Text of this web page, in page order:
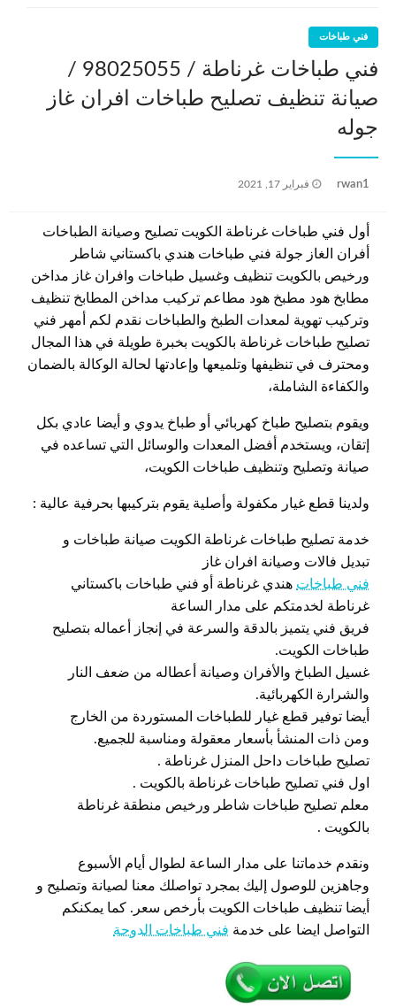
فني طباخات
فني طباخات غرناطة / 98025055 /
صيانة تنظيف تصليح طباخات افران غاز
جوله
rwan1
نُشر
فبراير 17, 2021
أول فني طباخات غرناطة الكويت تصليح وصيانة الطباخات
أفران الغاز جولة فني طباخات هندي باكستاني شاطر
ورخيص بالكويت تنظيف وغسيل طباخات وافران غاز مداخن
مطابخ هود مطبخ هود مطاعم تركيب مداخن المطابخ تنظيف
وتركيب تهوية لمعدات الطبخ والطباخات نقدم لكم أمهر فني
تصليح طباخات غرناطة بالكويت بخبرة طويلة في هذا المجال
ومحترف في تنظيفها وتلميعها وإعادتها لحالة الوكالة بالضمان
والكفاءة الشاملة،
ويقوم بتصليح طباخ كهربائي أو طباخ يدوي و أيضا عادي بكل
إتقان، ويستخدم أفضل المعدات والوسائل التي تساعده في
صيانة وتصليح وتنظيف طباخات الكويت،
ولدينا قطع غيار مكفولة وأصلية يقوم بتركيبها بحرفية عالية :
خدمة تصليح طباخات غرناطة الكويت صيانة طباخات و
تبديل فالات وصيانة افران غاز
فني طباخات هندي غرناطة أو فني طباخات باكستاني
غرناطة لخدمتكم على مدار الساعة
فريق فني يتميز بالدقة والسرعة في إنجاز أعماله بتصليح
طباخات الكويت.
غسيل الطباخ والأفران وصيانة أعطاله من ضعف النار
والشرارة الكهربائية.
أيضا توفير قطع غيار للطباخات المستوردة من الخارج
ومن ذات المنشأ بأسعار معقولة ومناسبة للجميع.
تصليح طباخات داحل المنزل غرناطة .
اول فني تصليح طباخات غرناطة بالكويت .
معلم تصليح طباخات شاطر ورخيص منطقة غرناطة
بالكويت .
ونقدم خدماتنا على مدار الساعة لطوال أيام الأسبوع
وجاهزين للوصول إليك بمجرد تواصلك معنا لصيانة وتصليح و
أيضا تنظيف طباخات الكويت بأرخص سعر. كما يمكنكم
التواصل ايضا على خدمة فني طباخات الدوحة